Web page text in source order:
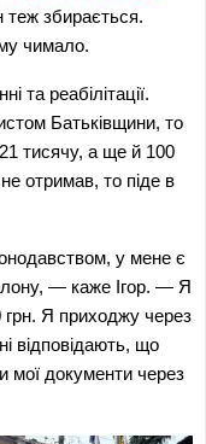
теж збирається.
чимало.
та реабілітації.
Батьківщини, то
тисячу, а ще й 100
отримав, то піде в
у мене є
— каже Ігор. — Я
грн. Я приходжу через
відповідають, що
мої документи через